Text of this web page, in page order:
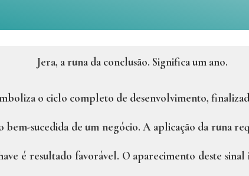
Jera, a runa da conclusão. Significa um ano.
o ciclo completo de desenvolvimento,
bem-sucedida de um negócio. A aplicação da runa
é resultado favorável. O aparecimento deste sinal